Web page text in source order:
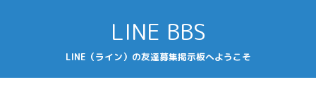
LINE BBS
LINE（ライン）の友達募集掲示板へようこそ